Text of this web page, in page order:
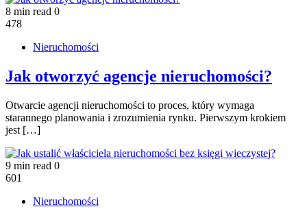
8 min read 0
478
Nieruchomości
Jak otworzyć agencje nieruchomości?
Otwarcie agencji nieruchomości to proces, który wymaga
starannego planowania i zrozumienia rynku. Pierwszym krokiem
jest […]
9 min read 0
601
Nieruchomości